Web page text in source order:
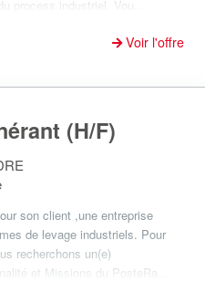
process industriel. Vou...
Voir l'offre
(H/F)
son client ,une entreprise
de levage industriels. Pour
recherchons un(e)
et Missions du PosteRa...